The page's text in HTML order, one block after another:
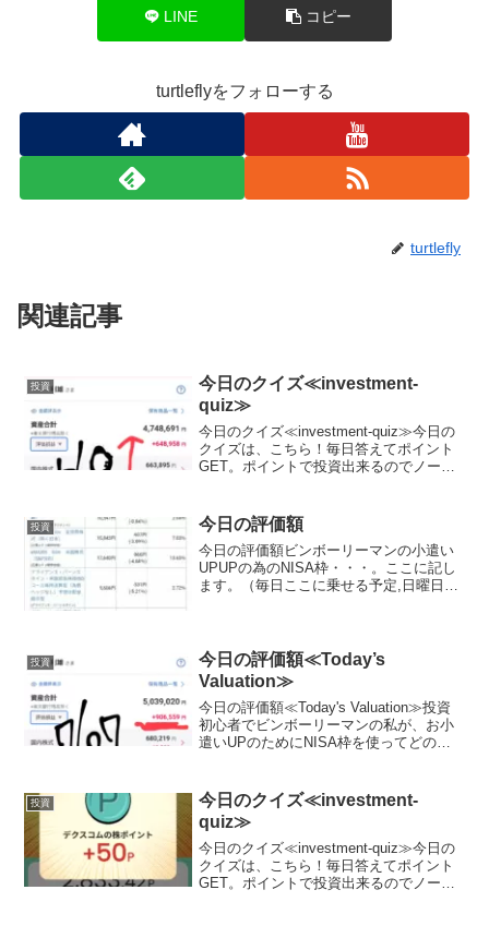
LINE コピー
turtleflyをフォローする
turtlefly
関連記事
投資
今日のクイズ≪investment-
quiz≫
今日のクイズ≪investment-quiz≫今日の
クイズは、こちら！毎日答えてポイント
GET。ポイントで投資出来るのでノーリ
可能！Play to Earn型クイズ...
投資 今日の評価額
今日の評価額ビンボーリーマンの小遣い
UPUPの為のNISA枠・・・。ここに記し
ます。（毎日ここに乗せる予定,日曜日と
天証券を使用してます...
投資
今日の評価額≪Today’s
Valuation≫
今日の評価額≪Today's Valuation≫投資
初心者でビンボーリーマンの私が、お小
遣いUPのためにNISA枠を使ってどの銘
きるだけ投資に回すようにしています。
終...
投資
今日のクイズ≪investment-
quiz≫
今日のクイズ≪investment-quiz≫今日の
クイズは、こちら！毎日答えてポイント
GET。ポイントで投資出来るのでノーリ